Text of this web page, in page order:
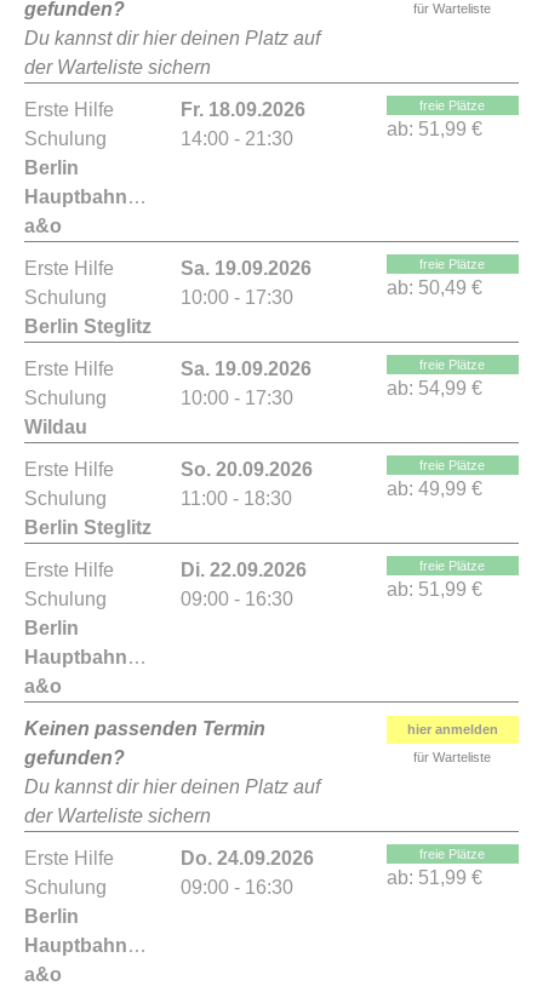
gefunden?
Du kannst dir hier deinen Platz auf
der Warteliste sichern
für Warteliste
Erste Hilfe
Schulung
Berlin
Hauptbahnhof
a&o
Fr. 18.09.2026
14:00 - 21:30
freie Plätze
ab: 51,99 €
Erste Hilfe
Schulung
Berlin Steglitz
Sa. 19.09.2026
10:00 - 17:30
freie Plätze
ab: 50,49 €
Erste Hilfe
Schulung
Wildau
Sa. 19.09.2026
10:00 - 17:30
freie Plätze
ab: 54,99 €
Erste Hilfe
Schulung
Berlin Steglitz
So. 20.09.2026
11:00 - 18:30
freie Plätze
ab: 49,99 €
Erste Hilfe
Schulung
Berlin
Hauptbahnhof
a&o
Di. 22.09.2026
09:00 - 16:30
freie Plätze
ab: 51,99 €
Keinen passenden Termin
gefunden?
Du kannst dir hier deinen Platz auf
der Warteliste sichern
hier anmelden
für Warteliste
Erste Hilfe
Schulung
Berlin
Hauptbahnhof
a&o
Do. 24.09.2026
09:00 - 16:30
freie Plätze
ab: 51,99 €